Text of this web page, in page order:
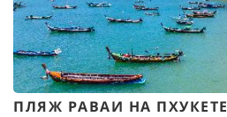
ПЛЯЖ РАВАИ НА ПХУКЕТЕ